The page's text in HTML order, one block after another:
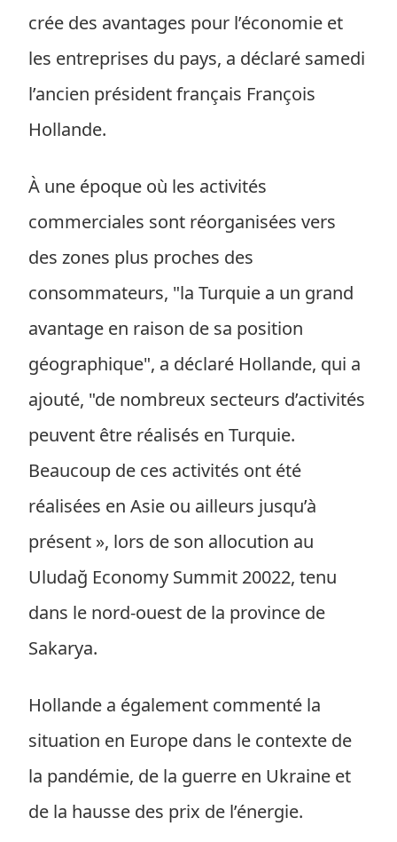
crée des avantages pour l’économie et
les entreprises du pays, a déclaré samedi
l’ancien président français François
Hollande.
À une époque où les activités
commerciales sont réorganisées vers
des zones plus proches des
consommateurs, "la Turquie a un grand
avantage en raison de sa position
géographique", a déclaré Hollande, qui a
ajouté, "de nombreux secteurs d’activités
peuvent être réalisés en Turquie.
Beaucoup de ces activités ont été
réalisées en Asie ou ailleurs jusqu’à
présent », lors de son allocution au
Uludağ Economy Summit 20022, tenu
dans le nord-ouest de la province de
Sakarya.
Hollande a également commenté la
situation en Europe dans le contexte de
la pandémie, de la guerre en Ukraine et
de la hausse des prix de l’énergie.